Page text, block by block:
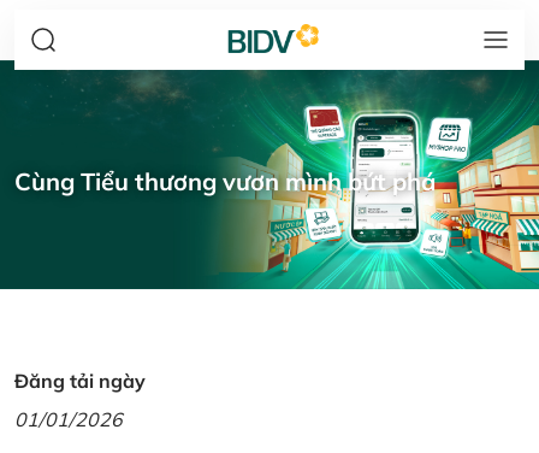
Cùng Tiểu thương vươn mình bứt phá
Đăng tải ngày
01/01/2026